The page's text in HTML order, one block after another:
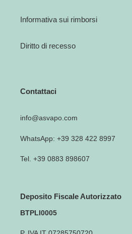
Informativa sui rimborsi
Diritto di recesso
Contattaci
info@asvapo.com
WhatsApp: +39 328 422 8997
Tel. +39 0883 898607
Deposito Fiscale Autorizzato
BTPLI0005